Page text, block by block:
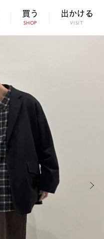
買う
SHOP
出かける
VISIT